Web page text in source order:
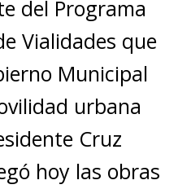
Li
n
k
del Programa
Vialidades que
Municipal
urbana
Cruz
hoy las obras